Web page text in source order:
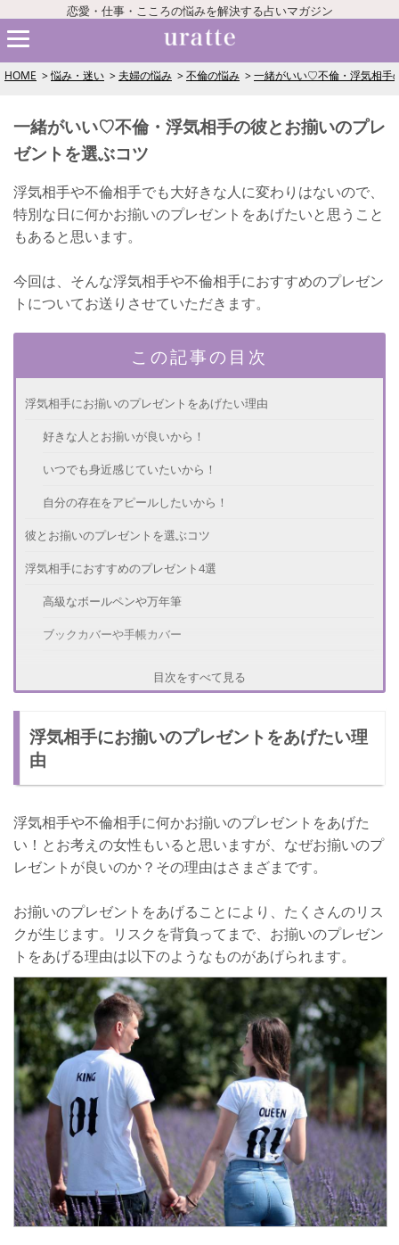
恋愛・仕事・こころの悩みを解決する占いマガジン
HOME 悩み・迷い 夫婦の悩み 不倫の悩み 一緒がいい♡不倫・浮気相手
一緒がいい♡不倫・浮気相手の彼とお揃いのプレ
ゼントを選ぶコツ
浮気相手や不倫相手でも大好きな人に変わりはないので、
特別な日に何かお揃いのプレゼントをあげたいと思うこと
もあると思います。
今回は、そんな浮気相手や不倫相手におすすめのプレゼン
トについてお送りさせていただきます。
この記事の目次
浮気相手にお揃いのプレゼントをあげたい理由
好きな人とお揃いが良いから！
いつでも身近感じていたいから！
自分の存在をアピールしたいから！
彼とお揃いのプレゼントを選ぶコツ
浮気相手におすすめのプレゼント4選
高級なボールペンや万年筆
ブックカバーや手帳カバー
NGなお揃いのプレゼントもある
香水
アクセサリー
お揃いのプレゼントをもらったときの男性の心理は？
目次をすべて見る
浮気相手にお揃いのプレゼントをあげたい理
由
浮気相手や不倫相手に何かお揃いのプレゼントをあげた
い！とお考えの女性もいると思いますが、なぜお揃いのプ
レゼントが良いのか？その理由はさまざまです。
お揃いのプレゼントをあげることにより、たくさんのリス
クが生じます。リスクを背負ってまで、お揃いのプレゼン
トをあげる理由は以下のようなものがあげられます。